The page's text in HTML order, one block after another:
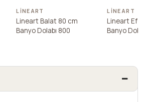
LINEART
Lineart Balat 80 cm
Banyo Dolabı 800
LINEART
Lineart
Banyo